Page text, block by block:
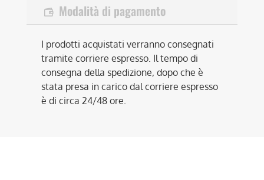
Modalità di pagamento
I prodotti acquistati verranno consegnati
tramite corriere espresso. Il tempo di
consegna della spedizione, dopo che è
stata presa in carico dal corriere espresso
è di circa 24/48 ore.